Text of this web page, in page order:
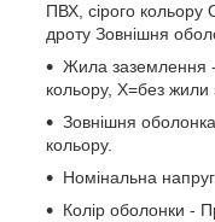
ПВХ, сірого кольору
дроту Зовнішня
Жила заземлення
кольору, Х=без жили
Зовнішня
кольору.
Номінальна
Колір оболонки -